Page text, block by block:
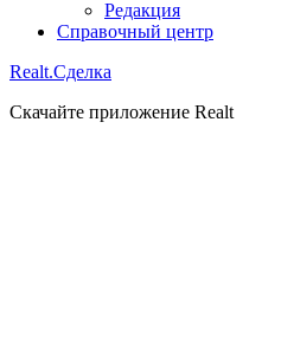
Редакция
Справочный центр
Realt.Сделка
Скачайте приложение Realt